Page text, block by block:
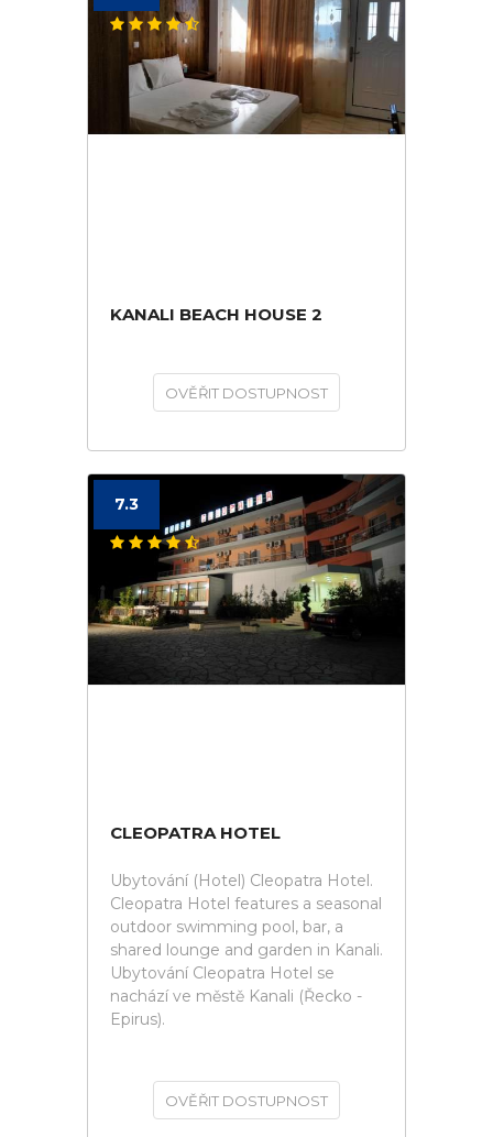
KANALI BEACH HOUSE 2
OVĚŘIT DOSTUPNOST
7.3
CLEOPATRA HOTEL
Ubytování (Hotel) Cleopatra Hotel.
Cleopatra Hotel features a seasonal
outdoor swimming pool, bar, a
shared lounge and garden in Kanali.
Ubytování Cleopatra Hotel se
nachází ve městě Kanali (Řecko -
Epirus).
OVĚŘIT DOSTUPNOST